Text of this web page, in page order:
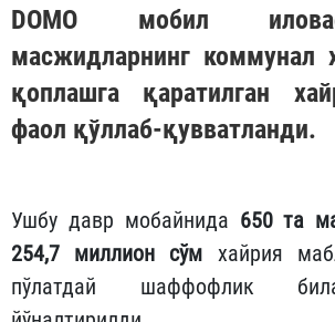
DOMO мобил
масжидларнинг коммунал
қоплашга қаратилган
фаол қўллаб-қувватланди.
Ушбу давр мобайнида 650 та
254,7 миллион сўм хайрия
пўлатдай шаффофлик